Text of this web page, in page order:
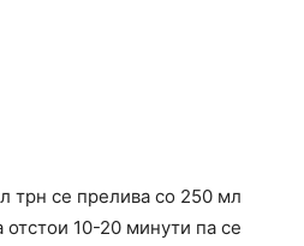
трн се прелива со 250 мл
отстои 10-20 минути па се